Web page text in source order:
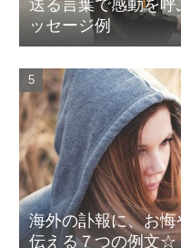
送る言葉で感動を
ッセージ例
海外の訃報に、お
伝える７つの例文☆